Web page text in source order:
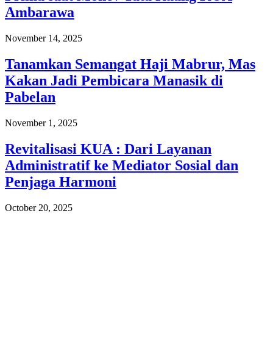
Ambarawa
November 14, 2025
Tanamkan Semangat Haji Mabrur, Mas
Kakan Jadi Pembicara Manasik di
Pabelan
November 1, 2025
Revitalisasi KUA : Dari Layanan
Administratif ke Mediator Sosial dan
Penjaga Harmoni
October 20, 2025